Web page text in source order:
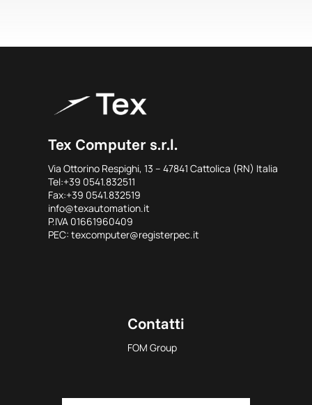
Tex Computer s.r.l.
Via Ottorino Respighi, 13 – 47841 Cattolica (RN) Italia
Tel:+39 0541.832511
Fax:+39 0541.832519
info@texautomation.it
P.IVA 01661960409
PEC: texcomputer@registerpec.it
Contatti
FOM Group